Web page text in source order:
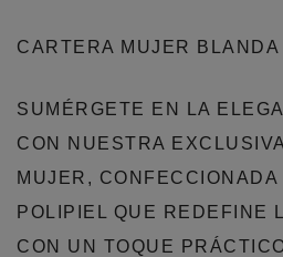
CARTERA MUJER BLANDA
SUMÉRGETE EN LA
CON NUESTRA
MUJER, CONFECCIONADA
POLIPIEL QUE REDEFINE
CON UN TOQUE